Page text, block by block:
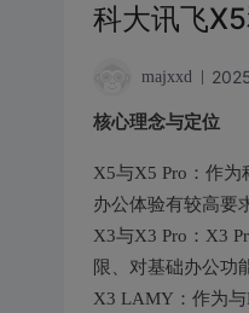
科大讯飞
majxxd
核心理念与定位
X5与X5 Pro：作
办公体验有较高要
X3与X3 Pro：X3
限、对基础办公功
X3 LAMY：作为